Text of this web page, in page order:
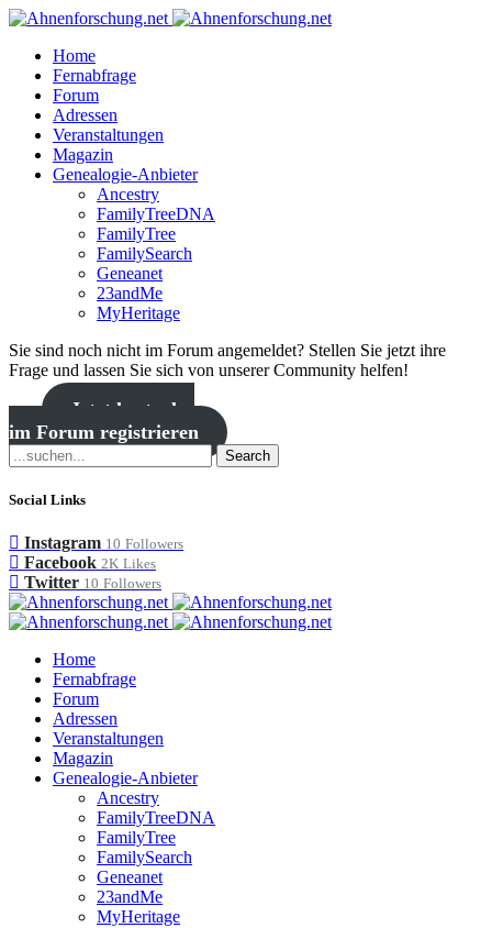
Home
Fernabfrage
Forum
Adressen
Veranstaltungen
Magazin
Genealogie-Anbieter
Ancestry
FamilyTreeDNA
FamilyTree
FamilySearch
Geneanet
23andMe
MyHeritage
Sie sind noch nicht im Forum angemeldet? Stellen Sie jetzt ihre
Frage und lassen Sie sich von unserer Community helfen!
Jetzt kostenlos
im Forum registrieren
Search
Social Links
Instagram 10 Followers
Facebook 2K Likes
Twitter 10 Followers
Home
Fernabfrage
Forum
Adressen
Veranstaltungen
Magazin
Genealogie-Anbieter
Ancestry
FamilyTreeDNA
FamilyTree
FamilySearch
Geneanet
23andMe
MyHeritage